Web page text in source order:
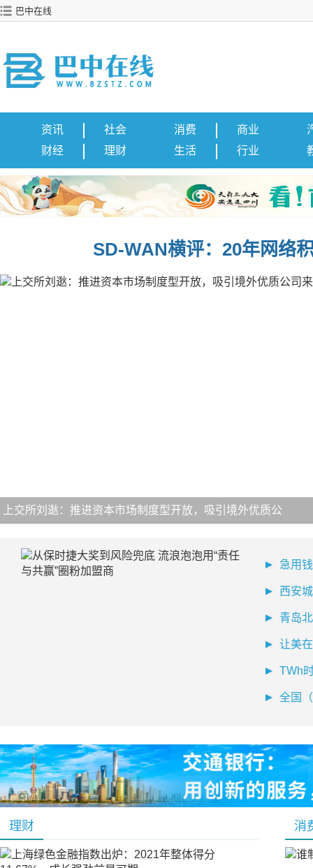
巴中在线
资讯
社会
财经
理财
消费
商业
生活
行业
SD-WAN横评：20年网络
上交所刘逖：推进资本市场制度型开放，吸引境外优质公
急用
西安
青岛
让美
TWh
全国
理财 消